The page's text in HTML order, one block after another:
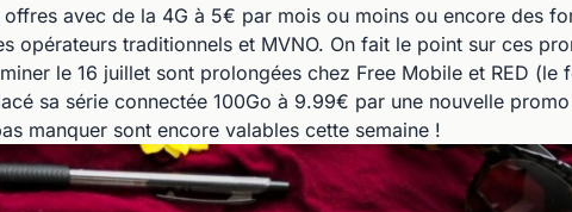
avec de la 4G à 5€ par mois ou moins ou encore des
opérateurs traditionnels et MVNO. On fait le point sur ces
le 16 juillet sont prolongées chez Free Mobile et RED
sa série connectée 100Go à 9.99€ par une nouvelle
manquer sont encore valables cette semaine !